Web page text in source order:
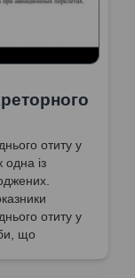
отиту у
одна із
отиту у
що